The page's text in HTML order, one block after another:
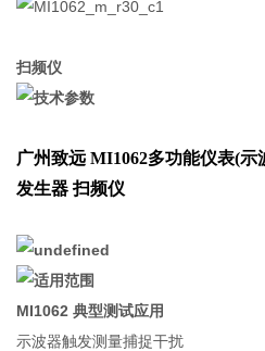
扫频仪
广州致远 MI1062多功能仪表(
发生器 扫频仪
MI1062典型测试应用
示波器触发测量捕捉干扰